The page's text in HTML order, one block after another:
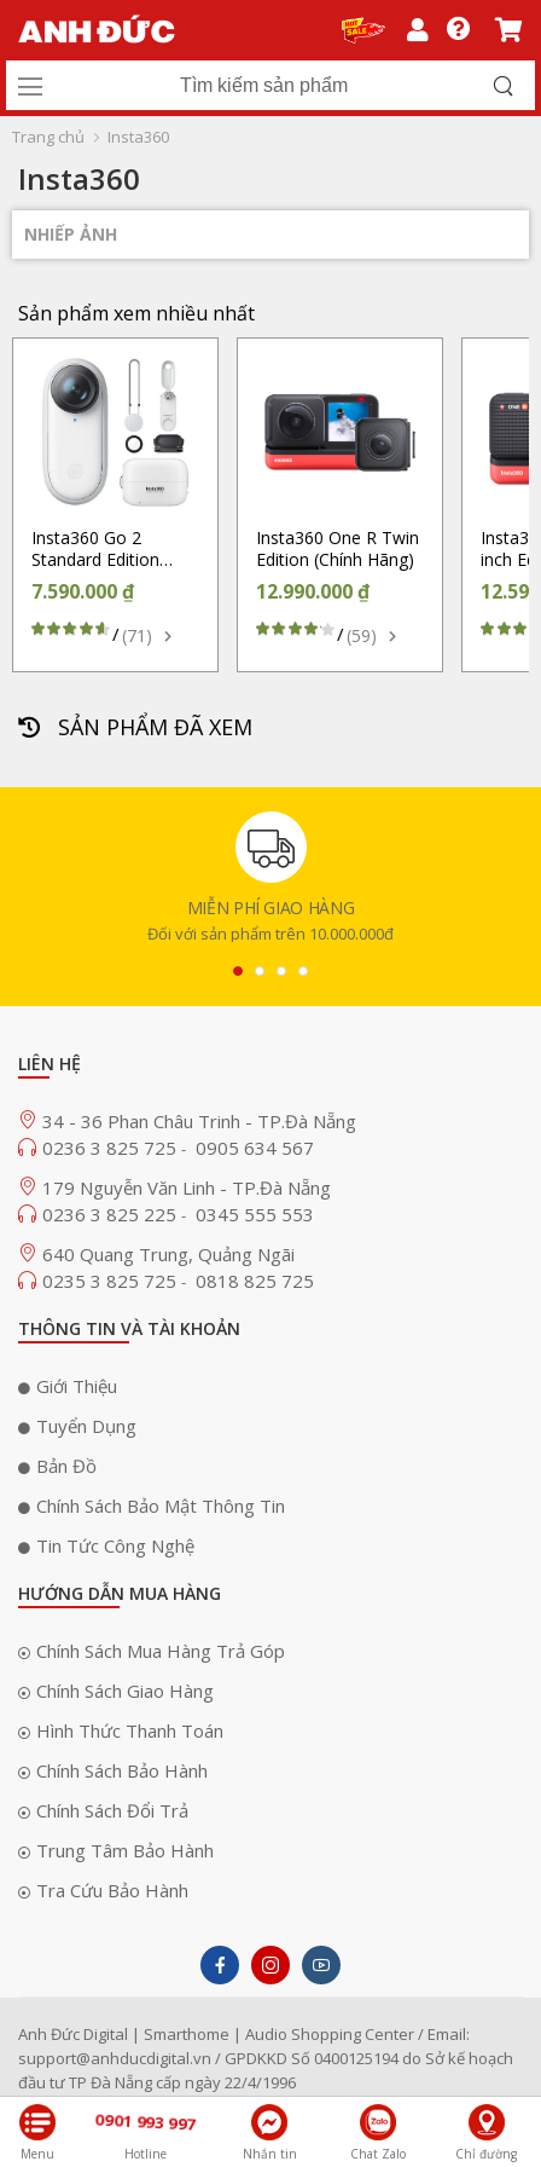
Trang chủ Insta360
Insta360
NHIẾP ẢNH
Sản phẩm xem nhiều nhất
Insta360 Go 2
Standard Edition
(Chính Hãng)
7.590.000 ₫
/(71)
Insta360 One R Twin
Edition (Chính Hãng)
12.990.000 ₫
/(59)
inch
Hãng)
SẢN PHẨM ĐÃ XEM
MIỄN PHÍ GIAO HÀNG
Đối với sản phẩm trên 10.000.000đ
Menu
0901 993 997
Hotline Nhắn tin Chat Zalo Chỉ đường
LIÊN HỆ
34 - 36 Phan Châu Trinh - TP.Đà Nẵng
0236 3 825 725 - 0905 634 567
179 Nguyễn Văn Linh - TP.Đà Nẵng
0236 3 825 225 - 0345 555 553
640 Quang Trung, Quảng Ngãi
0235 3 825 725 - 0818 825 725
THÔNG TIN VÀ TÀI KHOẢN
Giới Thiệu
Tuyển Dụng
Bản Đồ
Chính Sách Bảo Mật Thông Tin
Tin Tức Công Nghệ
HƯỚNG DẪN MUA HÀNG
Chính Sách Mua Hàng Trả Góp
Chính Sách Giao Hàng
Hình Thức Thanh Toán
Chính Sách Bảo Hành
Chính Sách Đổi Trả
Trung Tâm Bảo Hành
Tra Cứu Bảo Hành
Anh Đức Digital | Smarthome | Audio Shopping Center / Email:
support@anhducdigital.vn / GPDKKD Số 0400125194 do Sở kế hoạch
đầu tư TP Đà Nẵng cấp ngày 22/4/1996